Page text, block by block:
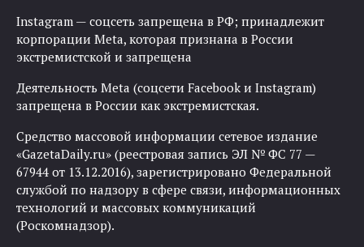
Instagram — соцсеть запрещена в РФ; принадлежит
корпорации Meta, которая признана в России
экстремистской и запрещена
Деятельность Meta (соцсети Facebook и Instagram)
запрещена в России как экстремистская.
Средство массовой информации сетевое издание
«GazetaDaily.ru» (реестровая запись ЭЛ № ФС 77 —
67944 от 13.12.2016), зарегистрировано Федеральной
службой по надзору в сфере связи, информационных
технологий и массовых коммуникаций
(Роскомнадзор).